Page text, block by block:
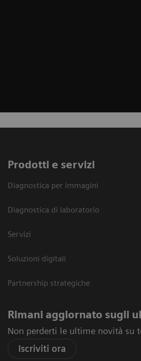
Prodotti e servizi
Diagnostica per immagini
Diagnostica di laboratorio
Servizi
Soluzioni digitali
Partnership strategiche
Rimani aggiornato sugli
Non perderti le ultime novità su
Iscriviti ora